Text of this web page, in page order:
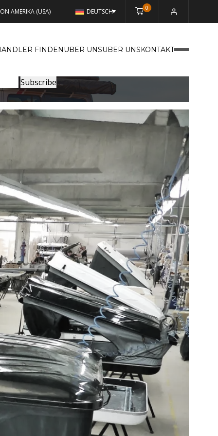
AMERIKA (USA) DEUTSCH 0
FINDENÜBER UNSÜBER UNSKONTAKT